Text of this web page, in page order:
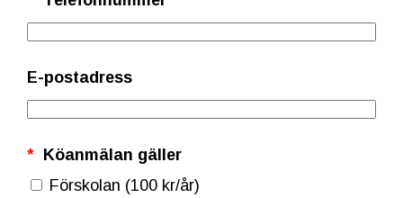
E-postadress
*
Köanmälan gäller
Förskolan (100 kr/år)